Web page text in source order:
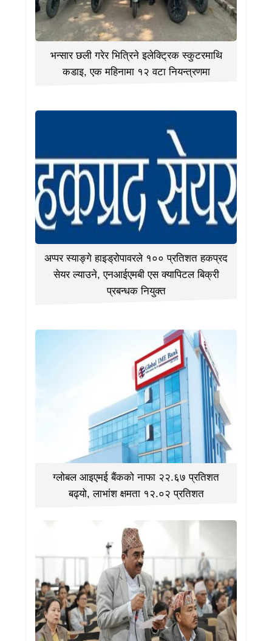
भन्सार छली गरेर भित्रिने इलेक्ट्रिक स्कुटरमाथि
कडाइ, एक महिनामा १२ वटा नियन्त्रणमा
अप्पर स्याङ्गे हाइड्रोपावरले १०० प्रतिशत हकप्रद
सेयर ल्याउने, एनआईएमबी एस क्यापिटल बिक्री
प्रबन्धक नियुक्त
ग्लोबल आइएमई बैंकको नाफा २२.६७ प्रतिशत
बढ्यो, लाभांश क्षमता १२.०२ प्रतिशत